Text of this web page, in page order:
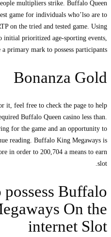
multipliers strike. Buffalo Queen
game for individuals who’lso are to
on the tried and tested game. Using
initial prioritized age-sporting events,
primary mark to possess participants.
Bonanza Gold
it, feel free to check the page to help
Buffalo Queen casino less than.
for the game and an opportunity to
reading. Buffalo King Megaways is
in order to 200,704 a means to earn
slot.
Buffalo
On the
internet Slot